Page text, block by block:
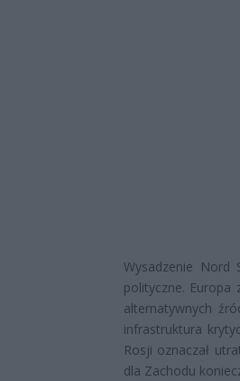
Wysadzenie Nord
polityczne. Europa
alternatywnych
infrastruktura
Rosji oznaczał
dla Zachodu